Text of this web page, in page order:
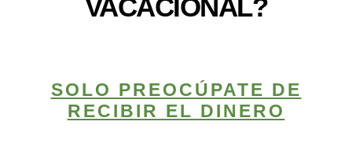
VACACIONAL?
SOLO PREOCÚPATE DE
RECIBIR EL DINERO